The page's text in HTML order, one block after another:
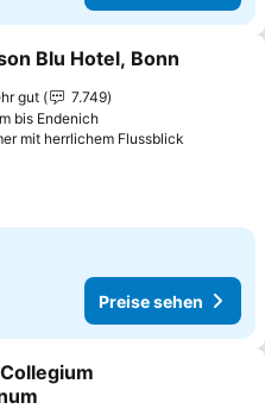
Favoriten hinzufügen
Blu Hotel, Bonn
gut
7.749
bis Endenich
mit herrlichem Flussblick
Preise sehen
Favoriten hinzufügen